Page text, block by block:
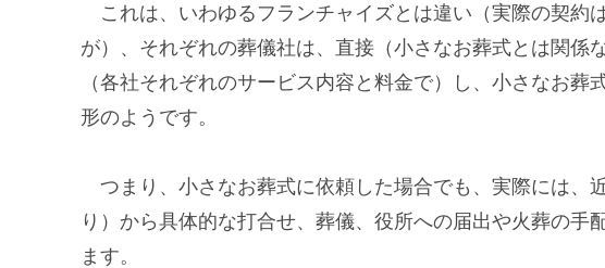
これは、いわゆるフランチャイズとは違い（実際の契約
が）、それぞれの葬儀社は、直接（小さなお葬式とは関係
（各社それぞれのサービス内容と料金で）し、小さなお葬
形のようです。
つまり、小さなお葬式に依頼した場合でも、実際には、
り）から具体的な打合せ、葬儀、役所への届出や火葬の手
ます。